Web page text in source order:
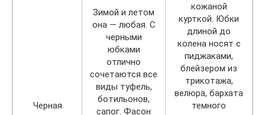
Черная
Зимой и летом
она — любая. С
черными
юбками
отлично
сочетаются все
виды туфель,
ботильонов,
сапог. Фасон
кожаной
курткой. Юбки
длиной до
колена носят с
пиджаками,
блейзером из
трикотажа,
велюра, бархата
темного